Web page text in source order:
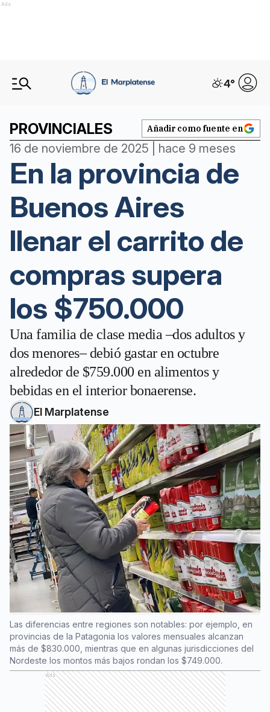
Ads
4°
PROVINCIALES Añadir como fuente en
16 de noviembre de 2025 | hace 9 meses
En la provincia de
Buenos Aires
llenar el carrito de
compras supera
los $750.000
Una familia de clase media –dos adultos y
dos menores– debió gastar en octubre
alrededor de $759.000 en alimentos y
bebidas en el interior bonaerense.
El Marplatense
Las diferencias entre regiones son notables: por ejemplo, en
provincias de la Patagonia los valores mensuales alcanzan
más de $830.000, mientras que en algunas jurisdicciones del
Nordeste los montos más bajos rondan los $749.000.
Ads